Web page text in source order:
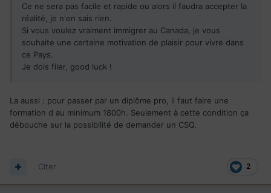
Ce ne sera pas facile et rapide ou alors il faudra accepter la
réalité, je n'en sais rien.
Si vous voulez vraiment immigrer au Canada, je vous
souhaite une certaine motivation de plaisir pour vivre dans
ce Pays.
Je dois filer, good luck !
La aussi : pour passer par un diplôme pro, il faut faire une
formation d au minimum 1800h. Seulement à cette condition ça
débouche sur la possibilité de demander un CSQ.
2
Citer